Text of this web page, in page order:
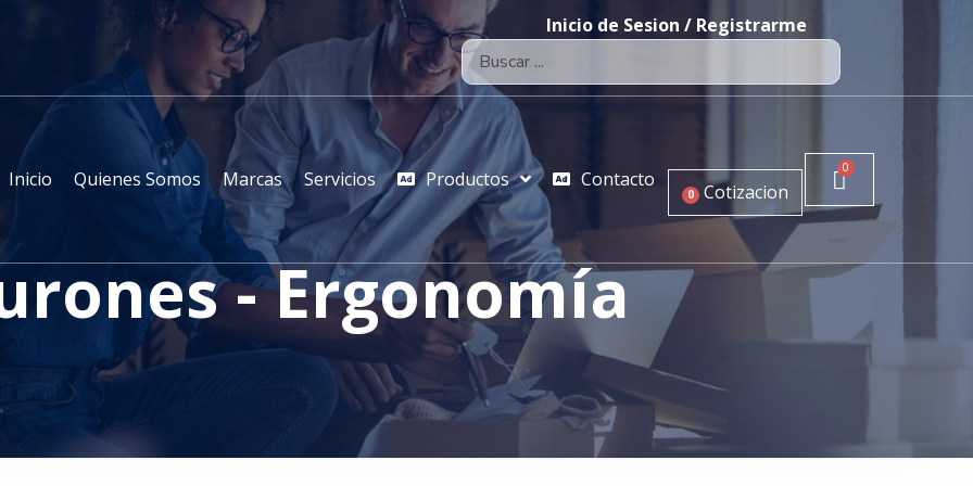
Inicio de Sesion / Registrarme
Inicio Quienes Somos Marcas Servicios Productos Contacto
0 Cotizacion
- Ergonomía